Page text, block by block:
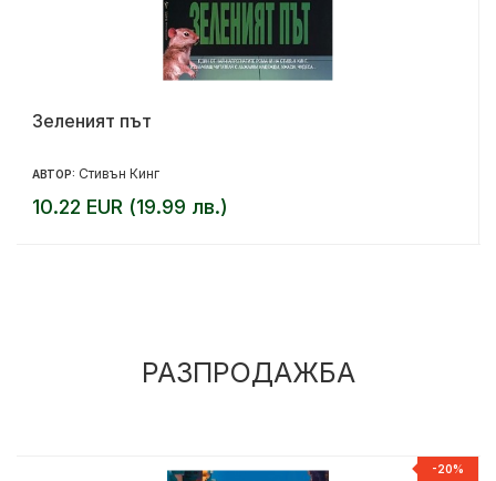
Зеленият път
АВТОР: Стивън Кинг
10.22 EUR (19.99 лв.)
РАЗПРОДАЖБА
-20%